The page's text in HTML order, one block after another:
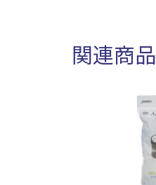
関連商品